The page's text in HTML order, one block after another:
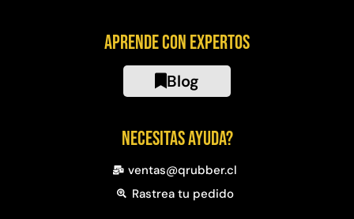
Aprende con expertos
Blog
Necesitas ayuda?
ventas@qrubber.cl
Rastrea tu pedido